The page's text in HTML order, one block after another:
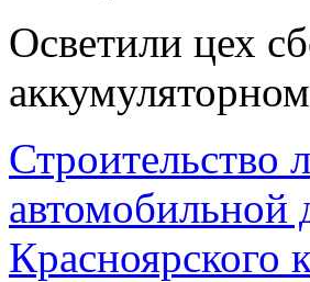
Осветили цех
Строительство
автомобильной
Красноярского